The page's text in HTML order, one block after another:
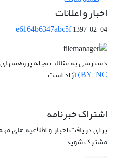
اخبار و اعلانات
e6164b6347abc5f1397-02-04
دسترسی به مقالات مجله
BY-NC) آزاد است.
اشتراک خبرنامه
برای دریافت اخبار و اطلاعیه های
مشترک شوید.